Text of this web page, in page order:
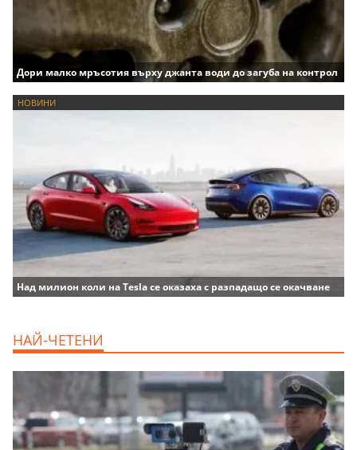
Дори малко мръсотия върху джанта води до загуба на контрол
НОВИНИ
Над милион коли на Tesla се оказаха с разпадащо се окачване
НАЙ-ЧЕТЕНИ